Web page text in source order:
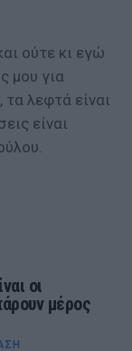
ούτε κι εγώ
μου για
τα λεφτά είναι
είναι
οι
μέρος